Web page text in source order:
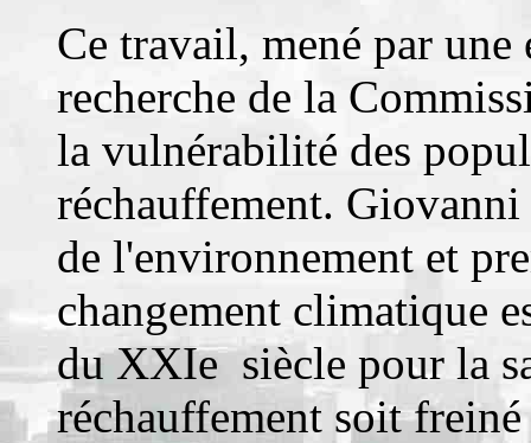
Ce travail, mené par
recherche de la
la vulnérabilité des
réchauffement.
de l'environnement et
changement climatique
du XXIe siècle pour la
réchauffement soit